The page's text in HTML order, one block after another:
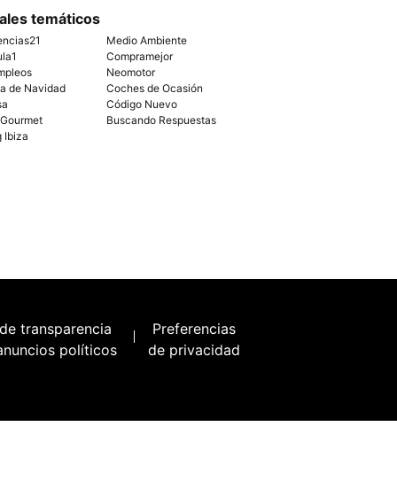
temáticos
Medio Ambiente
Compramejor
Neomotor
de Navidad
Coches de Ocasión
Código Nuevo
Buscando Respuestas
Ibiza
transparencia
políticos
Preferencias
de privacidad